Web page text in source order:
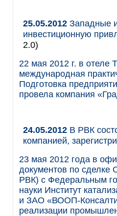
25.05.2012 Западные
инвестиционную
2.0)
22 мая 2012 г. в отеле
международная
Подготовка
провела компания
24.05.2012 В РВК
компанией,
23 мая 2012 года в
документов по
РВК) с Федеральным
науки Институт
и ЗАО «ВООП-
реализации